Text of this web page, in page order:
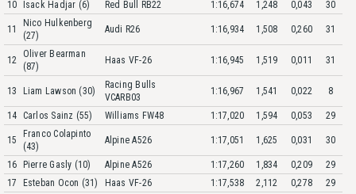
10 Isack Hadjar (6) Red Bull RB22 1:16,674 1,248 0,043 30
11
Nico Hulkenberg
(27)
Audi R26 1:16,934 1,508 0,260 31
12
Oliver Bearman
(87)
Haas VF-26 1:16,945 1,519 0,011 31
13 Liam Lawson (30)
Racing Bulls
VCARB03
1:16,967 1,541 0,022 8
14 Carlos Sainz (55) Williams FW48 1:17,020 1,594 0,053 29
15
Franco Colapinto
(43)
Alpine A526 1:17,051 1,625 0,031 30
16 Pierre Gasly (10) Alpine A526 1:17,260 1,834 0,209
29
17
Esteban Ocon (31) Haas VF-26 1:17,538 2,112 0,278 29